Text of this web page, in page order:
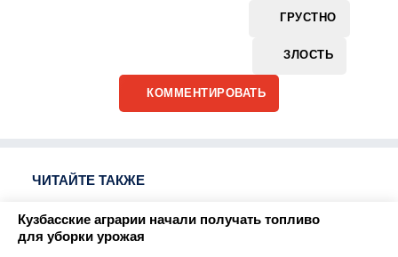
ГРУСТНО
ЗЛОСТЬ
КОММЕНТИРОВАТЬ
ЧИТАЙТЕ ТАКЖЕ
Кузбасские аграрии начали получать топливо
для уборки урожая